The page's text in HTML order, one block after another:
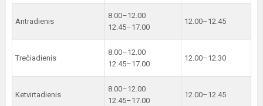
Antradienis
8.00–12.00
12.45–17.00
12.00–12.45
Trečiadienis
8.00–12.00
12.45–17.00
12.00–12.30
Ketvirtadienis
8.00–12.00
12.45–17.00
12.00–12.45